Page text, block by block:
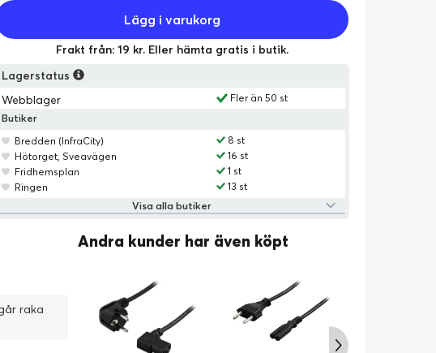
Lägg i varukorg
Frakt från: 19 kr. Eller hämta gratis i butik.
Lagerstatus
Webblager
Fler än 50 st
Butiker
Bredden (InfraCity)
8 st
Hötorget, Sveavägen
16 st
Fridhemsplan
1 st
Ringen
13 st
Visa alla butiker
raka
Andra kunder har även köpt